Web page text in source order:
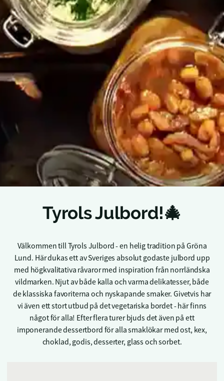
Tyrols Julbord!🎄
Välkommen till Tyrols Julbord - en helig tradition på Gröna
Lund. Här dukas ett av Sveriges absolut godaste julbord upp
med högkvalitativa råvaror med inspiration från norrländska
vildmarken. Njut av både kalla och varma delikatesser, både
de klassiska favoriterna och nyskapande smaker. Givetvis har
vi även ett stort utbud på det vegetariska bordet - här finns
något för alla! Efter flera turer bjuds det även på ett
imponerande dessertbord för alla smaklökar med ost, kex,
choklad, godis, desserter, glass och sorbet.